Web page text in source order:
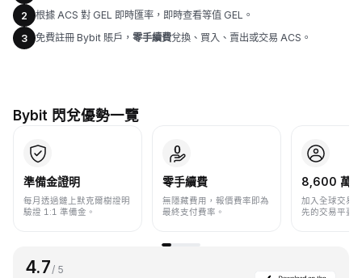
2
根據 ACS 對 GEL 即時匯率，即時查看等值 GEL。
3
免費註冊 Bybit 賬戶， 零手續費兌換、買入、賣出或交易 ACS。
Bybit 閃兌優勢一覽
準備金證明
每月透過鏈上默克爾樹證明
驗證 1:1 準備金。
零手續費
無隱藏費用，報價費率即為
最終支付費率。
8,600 萬+
加入全球交易
先的交易平臺
4.7/ 5